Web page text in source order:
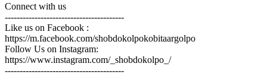
Connect with us
----------------------------------------
Like us on Facebook :
https://m.facebook.com/shobdokolpokobitaargolpo
Follow Us on Instagram:
https://www.instagram.com/_shobdokolpo_/
----------------------------------------